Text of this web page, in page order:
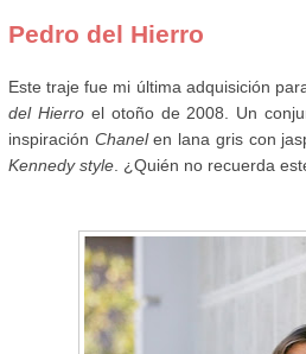
Pedro del Hierro
Este traje fue mi última adquisición
del Hierroel otoño de 2008. Un
inspiración Chanelen lana gris con
Kennedy style . ¿Quién no recuerda